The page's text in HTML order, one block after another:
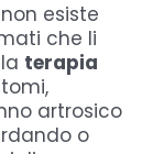
esiste
che li
terapia
artrosico
o